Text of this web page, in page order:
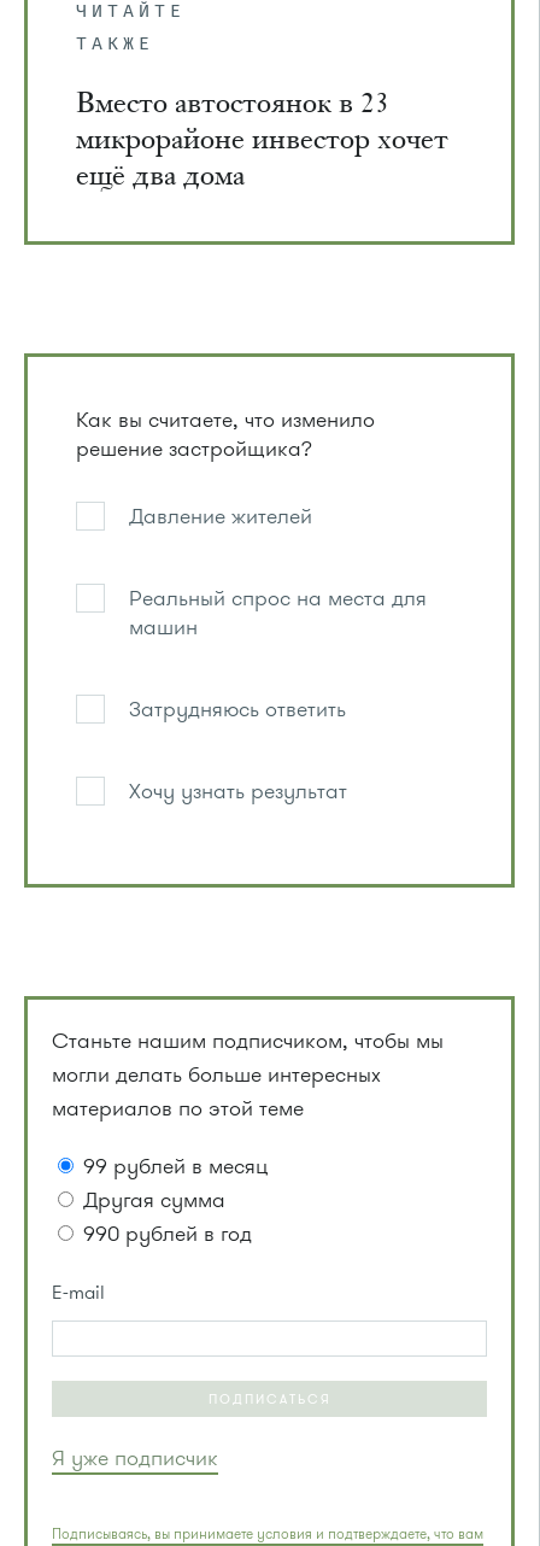
ЧИТАЙТЕ
ТАКЖЕ
Вместо автостоянок в 23
микрорайоне инвестор хочет
ещё два дома
Как вы считаете, что изменило
решение застройщика?
Давление жителей
Реальный спрос на места для
машин
Затрудняюсь ответить
Хочу узнать результат
Станьте нашим подписчиком, чтобы мы
могли делать больше интересных
материалов по этой теме
99 рублей в месяц
Другая сумма
990 рублей в год
E-mail
ПОДПИСАТЬСЯ
Я уже подписчик
Подписываясь, вы принимаете условия и подтверждаете, что вам